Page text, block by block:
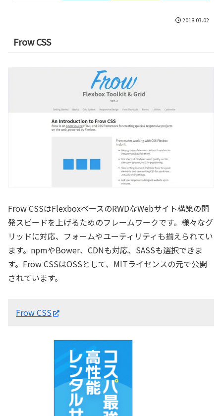
2018.03.02
Frow CSS
Frow CSSはFlexboxベースのRWDなWebサイト構築の開
発スピードを上げるためのフレームワークです。様々なグ
リッドに対応、フォームやユーティリティも揃えられてい
ます。npmやBower、CDNも対応、SASSも選択できま
す。Frow CSSはOSSとして、MITライセンスの元で公開
されています。
Frow CSS